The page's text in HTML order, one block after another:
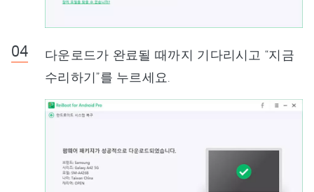
다운로드가 완료될 때까지 기다리시고 “지금
수리하기”를 누르세요.